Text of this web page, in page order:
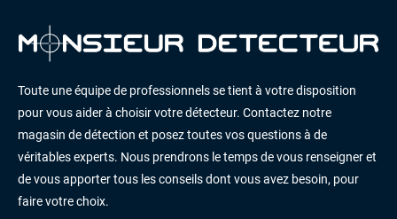
Toute une équipe de professionnels se tient à votre disposition
pour vous aider à choisir votre détecteur. Contactez notre
magasin de détection et posez toutes vos questions à de
véritables experts. Nous prendrons le temps de vous renseigner et
de vous apporter tous les conseils dont vous avez besoin, pour
faire votre choix.